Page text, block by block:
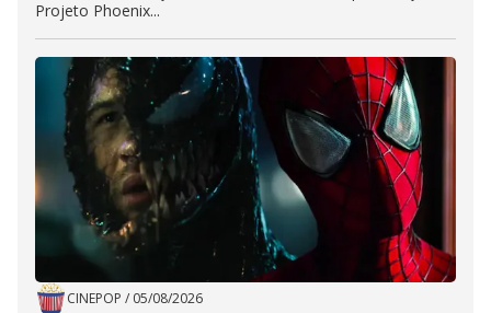
Projeto Phoenix...
CINEPOP / 05/08/2026